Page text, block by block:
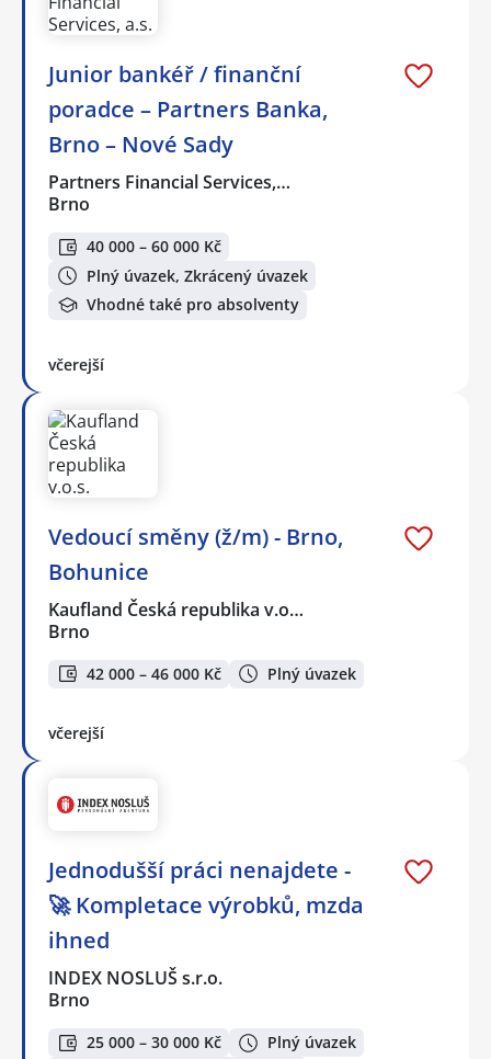
Junior bankéř / finanční
poradce – Partners Banka,
Brno – Nové Sady
Partners Financial Services,…
Brno
40 000 – 60 000 Kč
Plný úvazek, Zkrácený úvazek
Vhodné také pro absolventy
včerejší
Vedoucí směny (ž/m) - Brno,
Bohunice
Kaufland Česká republika v.o…
Brno
42 000 – 46 000 Kč Plný úvazek
včerejší
Jednodušší práci nenajdete -
🚀 Kompletace výrobků, mzda
ihned
INDEX NOSLUŠ s.r.o.
Brno
25 000 – 30 000 Kč
Plný úvazek